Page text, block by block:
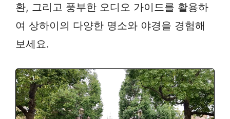
환, 그리고 풍부한 오디오 가이드를 활용하
여 상하이의 다양한 명소와 야경을 경험해
보세요.